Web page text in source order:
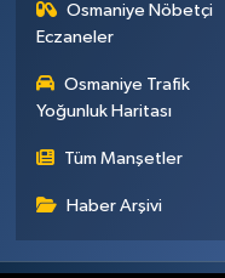
Osmaniye Nöbetçi
Eczaneler
Osmaniye Trafik
Yoğunluk Haritası
Tüm Manşetler
Haber Arşivi